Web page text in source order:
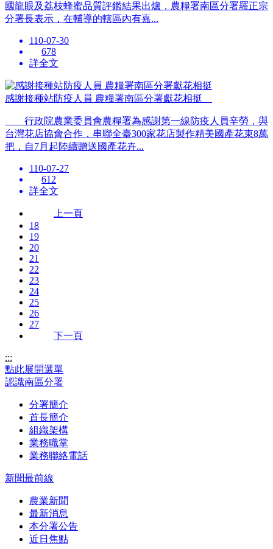
國龍眼及荔枝蜂蜜品質評鑑結果出爐，農糧署南區分署羅正宗
分署長表示，在輔導的轄區內有嘉...
110-07-30
678
詳全文
感謝接種站防疫人員 農糧署南區分署獻花相挺
行政院農業委員會農糧署為感謝第一線防疫人員辛勞，與
台灣花店協會合作，串聯全臺300家花店製作精美國產花束8萬
把，自7月起陸續贈送國產花卉...
110-07-27
612
詳全文
上一頁
18
19
20
21
22
23
24
25
26
27
下一頁
:::
點此展開選單
認識南區分署
分署簡介
首長簡介
組織架構
業務職掌
業務聯絡電話
新聞最前線
農業新聞
最新消息
本分署公告
近日焦點